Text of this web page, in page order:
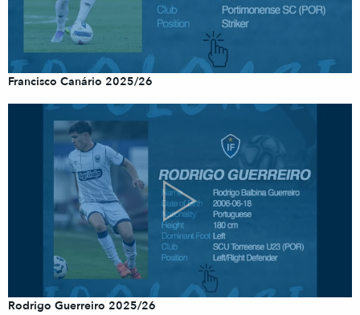
Francisco Canário 2025/26
Rodrigo Guerreiro 2025/26